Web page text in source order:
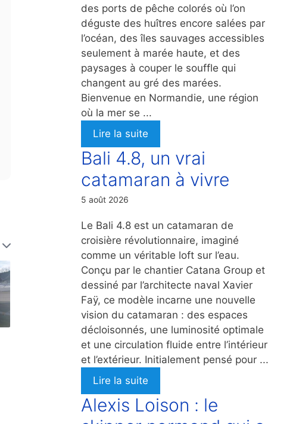
des ports de pêche colorés où l’on
déguste des huîtres encore salées par
l’océan, des îles sauvages accessibles
seulement à marée haute, et des
paysages à couper le souffle qui
changent au gré des marées.
Bienvenue en Normandie, une région
où la mer se ...
Lire la suite
Bali 4.8, un vrai
catamaran à vivre
5 août 2026
Le Bali 4.8 est un catamaran de
croisière révolutionnaire, imaginé
comme un véritable loft sur l’eau.
Conçu par le chantier Catana Group et
dessiné par l’architecte naval Xavier
Faÿ, ce modèle incarne une nouvelle
vision du catamaran : des espaces
décloisonnés, une luminosité optimale
et une circulation fluide entre l’intérieur
et l’extérieur. Initialement pensé pour ...
Lire la suite
Alexis Loison : le